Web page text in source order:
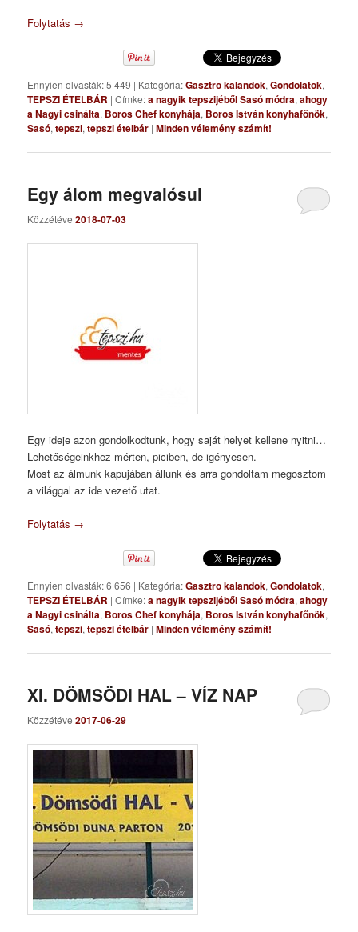
Folytatás →
Ennyien olvasták: 5 449 | Kategória:Gasztro kalandok,Gondolatok,
TEPSZI ÉTELBÁR |Címke:a nagyik tepszijéből Sasó módra,ahogy
a Nagyi csinálta, Boros Chef konyhája, Boros István konyhafőnök,
Sasó,tepszi,tepszi ételbár |Minden vélemény számít!
Egy álom megvalósul
Közzétéve2018-07-03
Egy ideje azon gondolkodtunk, hogy saját helyet kellene nyitni…
Lehetőségeinkhez mérten, piciben, de igényesen.
Most az álmunk kapujában állunk és arra gondoltam megosztom
a világgal az ide vezető utat.
Folytatás →
Ennyien olvasták: 6 656 | Kategória:Gasztro kalandok,Gondolatok,
TEPSZI ÉTELBÁR |Címke:a nagyik tepszijéből Sasó módra,ahogy
a Nagyi csinálta, Boros Chef konyhája, Boros István konyhafőnök,
Sasó,tepszi,tepszi ételbár |Minden vélemény számít!
XI. DÖMSÖDI HAL – VÍZ NAP
Közzétéve2017-06-29